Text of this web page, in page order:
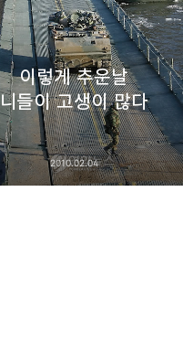
네이버 블로그
이렇게 추운날
니들이 고생이 많다
2010.02.04